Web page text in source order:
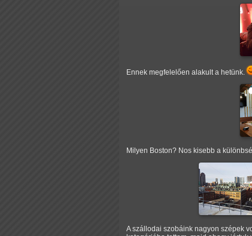
Ennek megfelelően alakult a hetünk.
Milyen Boston? Nos kisebb a
A szállodai szobáink nagyon szépek